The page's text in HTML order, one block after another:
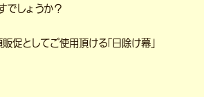
でしょうか？
促としてご使用頂ける「日除け幕」